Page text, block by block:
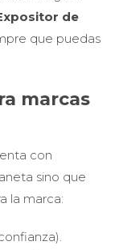
de
que puedas
marcas
con
sino que
la marca: